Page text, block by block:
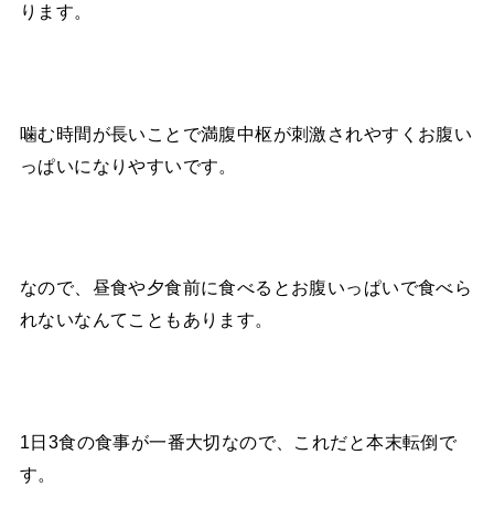
ります。
噛む時間が長いことで満腹中枢が刺激されやすくお腹い
っぱいになりやすいです。
なので、昼食や夕食前に食べるとお腹いっぱいで食べら
れないなんてこともあります。
1日3食の食事が一番大切なので、これだと本末転倒で
す。